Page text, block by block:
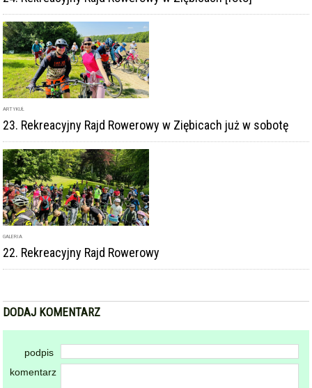
ARTYKUŁ
23. Rekreacyjny Rajd Rowerowy w Ziębicach już w sobotę
GALERIA
22. Rekreacyjny Rajd Rowerowy
DODAJ KOMENTARZ
podpis
komentarz